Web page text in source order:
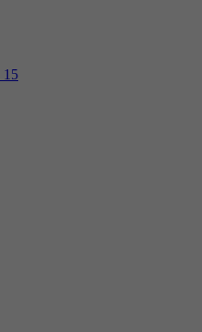
15